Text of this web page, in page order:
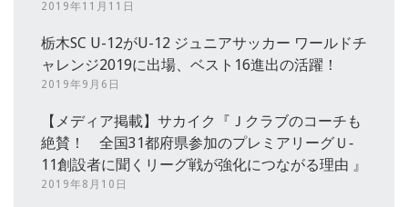
2019年11月11日
栃木SC U-12がU-12 ジュニアサッカー ワールドチ
ャレンジ2019に出場、ベスト16進出の活躍！
2019年9月6日
【メディア掲載】サカイク『Ｊクラブのコーチも
絶賛！ 全国31都府県参加のプレミアリーグＵ‐
11創設者に聞くリーグ戦が強化につながる理由 』
2019年8月10日